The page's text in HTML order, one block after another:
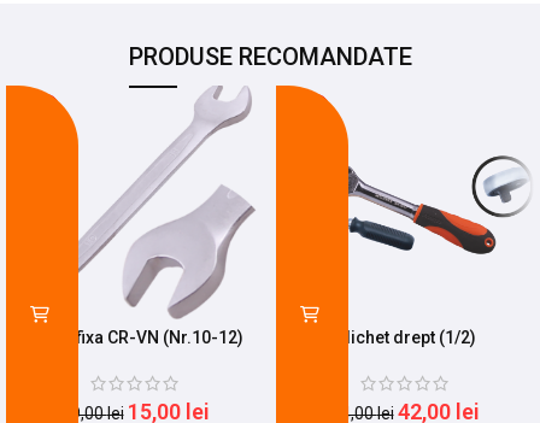
PRODUSE RECOMANDATE
Cheie fixa CR-VN (Nr.10-12)
19,00lei 15,00 lei
Clichet drept (1/2)
54,00lei 42,00 lei